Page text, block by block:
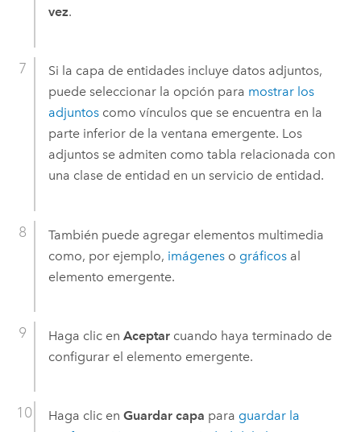
vez.
Si la capa de entidades incluye datos adjuntos,
puede seleccionar la opción para mostrar los
adjuntoscomo vínculos que se encuentra en la
parte inferior de la ventana emergente. Los
adjuntos se admiten como tabla relacionada con
una clase de entidad en un servicio de entidad.
También puede agregar elementos multimedia
como, por ejemplo, imágeneso gráficosal
elemento emergente.
Haga clic en Aceptarcuando haya terminado de
configurar el elemento emergente.
Haga clic en Guardar capa para guardar la